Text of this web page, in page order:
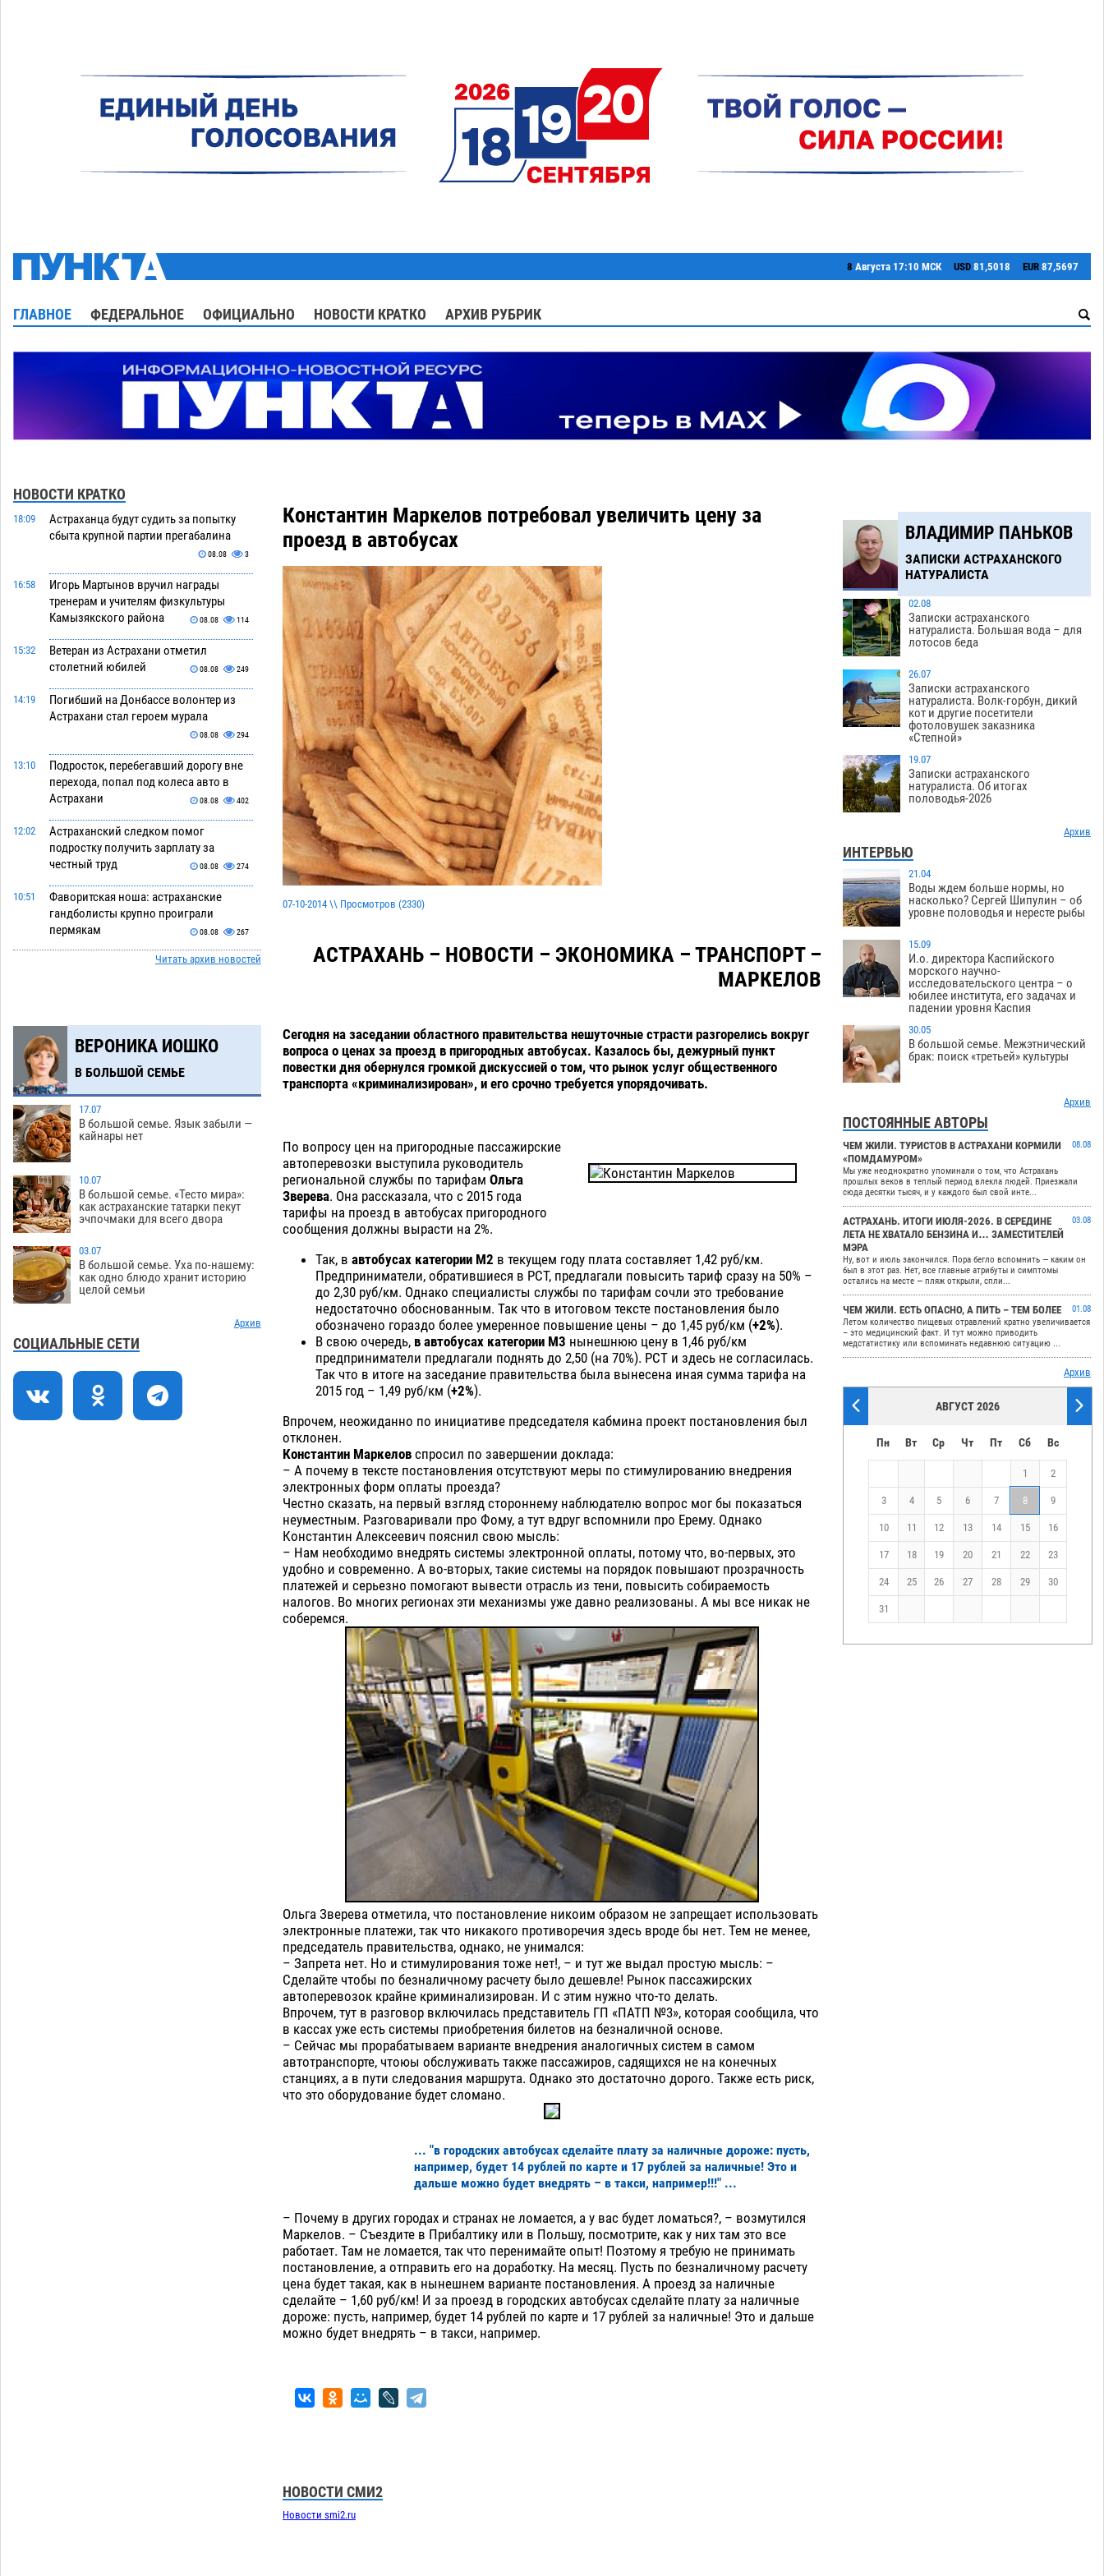
8 Августа 17:10 МСК USD 81,5018 EUR 87,5697
ГЛАВНОЕ ФЕДЕРАЛЬНОЕ ОФИЦИАЛЬНО НОВОСТИ КРАТКО АРХИВ РУБРИК
НОВОСТИ КРАТКО
18:09
Астраханца будут судить за попытку
сбыта крупной партии прегабалина
08.08 3
16:58
Игорь Мартынов вручил награды
тренерам и учителям физкультуры
Камызякского района
08.08 114
15:32
Ветеран из Астрахани отметил
столетний юбилей
08.08 249
14:19
Погибший на Донбассе волонтер из
Астрахани стал героем мурала
08.08 294
13:10
Подросток, перебегавший дорогу вне
перехода, попал под колеса авто в
Астрахани
08.08 402
12:02
Астраханский следком помог
подростку получить зарплату за
честный труд
08.08 274
10:51
Фаворитская ноша: астраханские
гандболисты крупно проиграли
пермякам
08.08 267
Лидеры чеченской диаспоры в
18:00
Завтра астраханцы проведут день в
режиме экстремальной температурной
нагрузки
17:09
Астраханский котлован с мусором
угрожает плодородию Харабалинского
района
16:24
Игорь Редькин проинспектировал
коммунальную готовность
астраханского земельного массива
для льготников
07.08
15:28
Тяга к сверхскоростям обошлась
астраханской логистической
компании в 400 тысяч рублей
14:44
Астраханские кутилы сменили барные
14:09
С 11 августа астраханские водоемы
обеспечат притоком в семь тысяч
Читать архив новостей
ВЕРОНИКА ИОШКО
В БОЛЬШОЙ СЕМЬЕ
17.07
В большой семье. Язык забыли —
кайнары нет
10.07
В большой семье. «Тесто мира»:
как астраханские татарки пекут
эчпочмаки для всего двора
03.07
В большой семье. Уха по-нашему:
как одно блюдо хранит историю
целой семьи
Архив
СОЦИАЛЬНЫЕ СЕТИ
Константин Маркелов потребовал увеличить цену за
проезд в автобусах
07-10-2014 \\ Просмотров (2330)
АСТРАХАНЬ – НОВОСТИ – ЭКОНОМИКА – ТРАНСПОРТ –
МАРКЕЛОВ
Сегодня на заседании областного правительства нешуточные страсти разгорелись вокруг
вопроса о ценах за проезд в пригородных автобусах. Казалось бы, дежурный пункт
повестки дня обернулся громкой дискуссией о том, что рынок услуг общественного
транспорта «криминализирован», и его срочно требуется упорядочивать.
По вопросу цен на пригородные пассажирские
автоперевозки выступила руководитель
региональной службы по тарифам Ольга
Зверева. Она рассказала, что с 2015 года
тарифы на проезд в автобусах пригородного
сообщения должны вырасти на 2%.
Так, в автобусах категории М2 в текущем году плата составляет 1,42 руб/км.
Предприниматели, обратившиеся в РСТ, предлагали повысить тариф сразу на 50% –
до 2,30 руб/км. Однако специалисты службы по тарифам сочли это требование
недостаточно обоснованным. Так что в итоговом тексте постановления было
обозначено гораздо более умеренное повышение цены – до 1,45 руб/км (+2%).
В свою очередь, в автобусах категории М3 нынешнюю цену в 1,46 руб/км
предприниматели предлагали поднять до 2,50 (на 70%). РСТ и здесь не согласилась.
Так что в итоге на заседание правительства была вынесена иная сумма тарифа на
2015 год – 1,49 руб/км (+2%).
Впрочем, неожиданно по инициативе председателя кабмина проект постановления был
отклонен.
Константин Маркеловспросил по завершении доклада:
– А почему в тексте постановления отсутствуют меры по стимулированию внедрения
электронных форм оплаты проезда?
Честно сказать, на первый взгляд стороннему наблюдателю вопрос мог бы показаться
неуместным. Разговаривали про Фому, а тут вдруг вспомнили про Ерему. Однако
Константин Алексеевич пояснил свою мысль:
– Нам необходимо внедрять системы электронной оплаты, потому что, во-первых, это
удобно и современно. А во-вторых, такие системы на порядок повышают прозрачность
платежей и серьезно помогают вывести отрасль из тени, повысить собираемость
налогов. Во многих регионах эти механизмы уже давно реализованы. А мы все никак не
соберемся.
Ольга Зверева отметила, что постановление никоим образом не запрещает использовать
электронные платежи, так что никакого противоречия здесь вроде бы нет. Тем не менее,
председатель правительства, однако, не унимался:
– Запрета нет. Но и стимулирования тоже нет!, – и тут же выдал простую мысль: –
Сделайте чтобы по безналичному расчету было дешевле! Рынок пассажирских
автоперевозок крайне криминализирован. И с этим нужно что-то делать.
Впрочем, тут в разговор включилась представитель ГП «ПАТП №3», которая сообщила, что
в кассах уже есть системы приобретения билетов на безналичной основе.
– Сейчас мы прорабатываем варианте внедрения аналогичных систем в самом
автотранспорте, чтоюы обслуживать также пассажиров, садящихся не на конечных
станциях, а в пути следования маршрута. Однако это достаточно дорого. Также есть риск,
что это оборудование будет сломано.
... "в городских автобусах сделайте плату за наличные дороже: пусть,
например, будет 14 рублей по карте и 17 рублей за наличные! Это и
дальше можно будет внедрять – в такси, например!!!" ...
– Почему в других городах и странах не ломается, а у вас будет ломаться?, – возмутился
Маркелов. – Съездите в Прибалтику или в Польшу, посмотрите, как у них там это все
работает. Там не ломается, так что перенимайте опыт! Поэтому я требую не принимать
постановление, а отправить его на доработку. На месяц. Пусть по безналичному расчету
цена будет такая, как в нынешнем варианте постановления. А проезд за наличные
сделайте – 1,60 руб/км! И за проезд в городских автобусах сделайте плату за наличные
дороже: пусть, например, будет 14 рублей по карте и 17 рублей за наличные! Это и дальше
можно будет внедрять – в такси, например.
НОВОСТИ СМИ2
Новости smi2.ru
ВЛАДИМИР ПАНЬКОВ
ЗАПИСКИ АСТРАХАНСКОГО
НАТУРАЛИСТА
02.08
Записки астраханского
натуралиста. Большая вода – для
лотосов беда
26.07
Записки астраханского
натуралиста. Волк-горбун, дикий
кот и другие посетители
фотоловушек заказника
«Степной»
19.07
Записки астраханского
натуралиста. Об итогах
половодья-2026
Архив
ИНТЕРВЬЮ
21.04
Воды ждем больше нормы, но
насколько? Сергей Шипулин – об
уровне половодья и нересте рыбы
15.09
И.о. директора Каспийского
морского научно-
исследовательского центра – о
юбилее института, его задачах и
падении уровня Каспия
30.05
В большой семье. Межэтнический
брак: поиск «третьей» культуры
Архив
ПОСТОЯННЫЕ АВТОРЫ
ЧЕМ ЖИЛИ. ТУРИСТОВ В АСТРАХАНИ КОРМИЛИ
«ПОМДАМУРОМ»
08.08
Мы уже неоднократно упоминали о том, что Астрахань
прошлых веков в теплый период влекла людей. Приезжали
сюда десятки тысяч, и у каждого был свой инте...
АСТРАХАНЬ. ИТОГИ ИЮЛЯ-2026. В СЕРЕДИНЕ
ЛЕТА НЕ ХВАТАЛО БЕНЗИНА И… ЗАМЕСТИТЕЛЕЙ
МЭРА
03.08
Ну, вот и июль закончился. Пора бегло вспомнить — каким он
был в этот раз. Нет, все главные атрибуты и симптомы
остались на месте — пляж открыли, спли...
ЧЕМ ЖИЛИ. ЕСТЬ ОПАСНО, А ПИТЬ – ТЕМ БОЛЕЕ
01.08
Летом количество пищевых отравлений кратно увеличивается
– это медицинский факт. И тут можно приводить
медстатистику или вспоминать недавнюю ситуацию ...
Архив
АВГУСТ 2026
Пн Вт Ср Чт Пт Сб Вс
1 2
3 4 5 6 7 8 9
10 11 12 13 14 15 16
17 18 19 20 21 22 23
24 25 26 27 28 29 30
31